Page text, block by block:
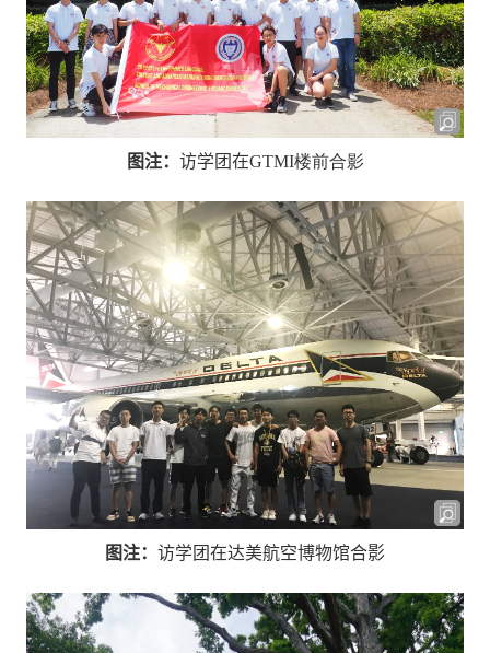
图注： 访学团在GTMI楼前合影
图注： 访学团在达美航空博物馆合影